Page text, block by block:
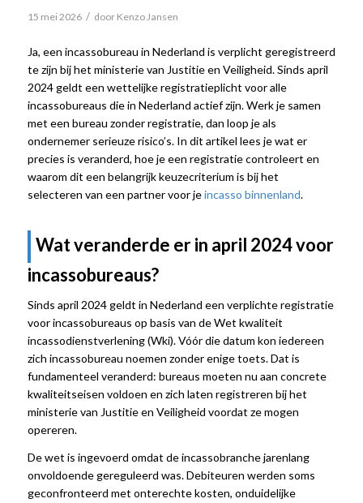
15 mei 2026 / door Kenzo Jansen
Ja, een incassobureau in Nederland is verplicht geregistreerd
te zijn bij het ministerie van Justitie en Veiligheid. Sinds april
2024 geldt een wettelijke registratieplicht voor alle
incassobureaus die in Nederland actief zijn. Werk je samen
met een bureau zonder registratie, dan loop je als
ondernemer serieuze risico’s. In dit artikel lees je wat er
precies is veranderd, hoe je een registratie controleert en
waarom dit een belangrijk keuzecriterium is bij het
selecteren van een partner voor jeincasso binnenland.
Wat veranderde er in april 2024 voor
incassobureaus?
Sinds april 2024 geldt in Nederland een verplichte registratie
voor incassobureaus op basis van de Wet kwaliteit
incassodienstverlening (Wki). Vóór die datum kon iedereen
zich incassobureau noemen zonder enige toets. Dat is
fundamenteel veranderd: bureaus moeten nu aan concrete
kwaliteitseisen voldoen en zich laten registreren bij het
ministerie van Justitie en Veiligheid voordat ze mogen
opereren.
De wet is ingevoerd omdat de incassobranche jarenlang
onvoldoende gereguleerd was. Debiteuren werden soms
geconfronteerd met onterechte kosten, onduidelijke